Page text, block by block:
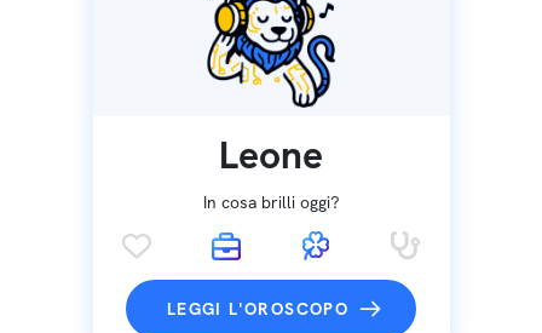
Leone
In cosa brilli oggi?
LEGGI L'OROSCOPO